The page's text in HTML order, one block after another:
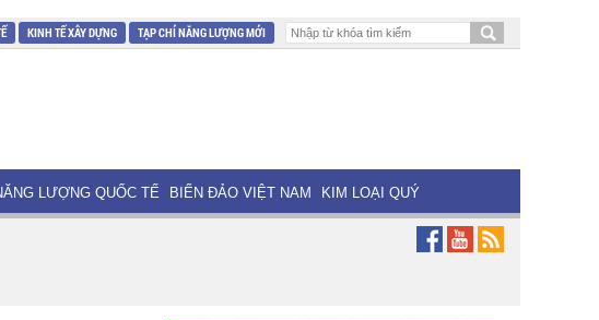
KINH TẾ XÂY DỰNG TẠP CHÍ NĂNG LƯỢNG MỚI
LƯỢNG QUỐC TẾ BIỂN ĐẢO VIỆT NAM KIM LOẠI QUÝ